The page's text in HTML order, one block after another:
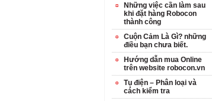
Những việc cần làm sau
khi đặt hàng Robocon
thành công
Cuộn Cảm Là Gì? những
điều bạn chưa biết.
Hướng dẫn mua Online
trên website robocon.vn
Tụ điện – Phân loại và
cách kiểm tra